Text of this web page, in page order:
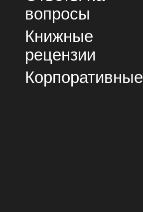
вопросы
Книжные
рецензии
Корпоративные